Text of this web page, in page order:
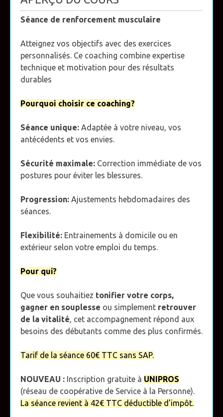
Séance de renforcement musculaire
Atteignez vos objectifs avec des exercices
personnalisés. Ce coaching combine expertise
technique et motivation pour des résultats
durables
Pourquoi choisir ce coaching?
Séance unique: Adaptée à votre niveau, vos
antécédents et vos envies.
Sécurité maximale: Correction immédiate de vos
postures pour éviter les blessures.
Progression: Ajustements hebdomadaires des
séances.
Flexibilité: Entrainements à domicile ou en
extérieur selon votre emploi du temps.
Pour qui?
Que vous souhaitiez tonifier votre corps,
gagner en souplesse ou simplement retrouver
de la vitalité, cet accompagnement répond aux
besoins des débutants comme des plus confirmés.
Tarif de la séance 60€ TTC sans SAP.
NOUVEAU : Inscription gratuite à UNIPROS
(réseau de coopérative de Service à la Personne).
La séance revient à 42€ TTC déductible d'impôt.